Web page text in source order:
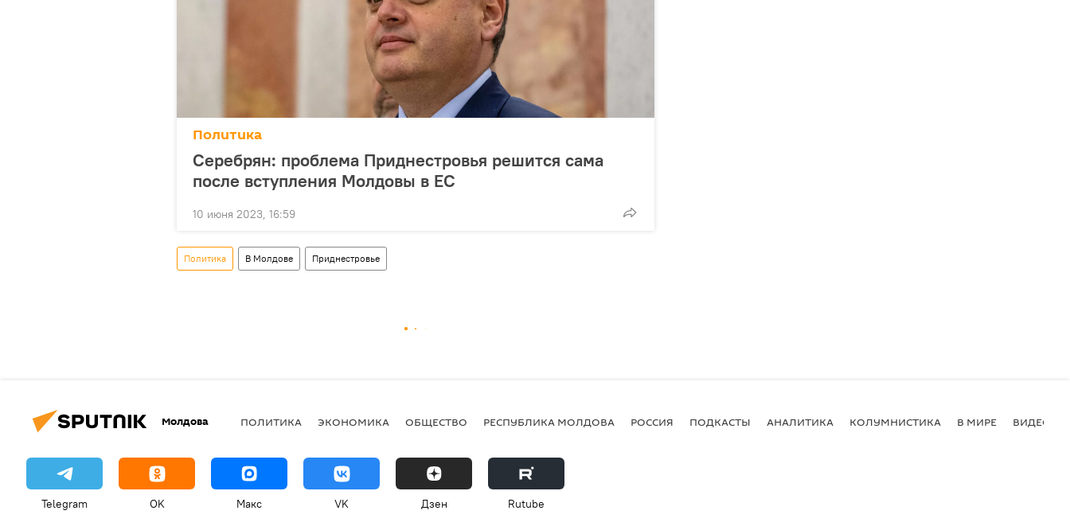
Политика
Серебрян: проблема Приднестровья решится сама
после вступления Молдовы в ЕС
10 июня 2023, 16:59
Политика В Молдове Приднестровье
Молдова ПОЛИТИКА ЭКОНОМИКА ОБЩЕСТВО РЕСПУБЛИКА МОЛДОВА РОССИЯ ПОДКАСТЫ АНАЛИТИКА КОЛУМНИСТИКА В МИРЕ ВИДЕО
Telegram OK Макс VK Дзен Rutube